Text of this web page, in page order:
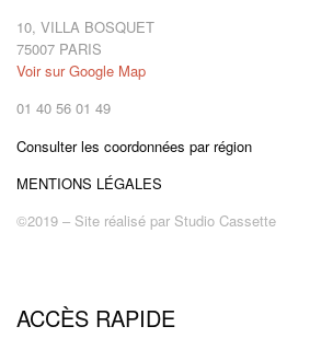
10, VILLA BOSQUET
75007 PARIS
Voir sur Google Map
01 40 56 01 49
Consulter les coordonnées par région
MENTIONS LÉGALES
©2019 – Site réalisé par Studio Cassette
ACCÈS RAPIDE